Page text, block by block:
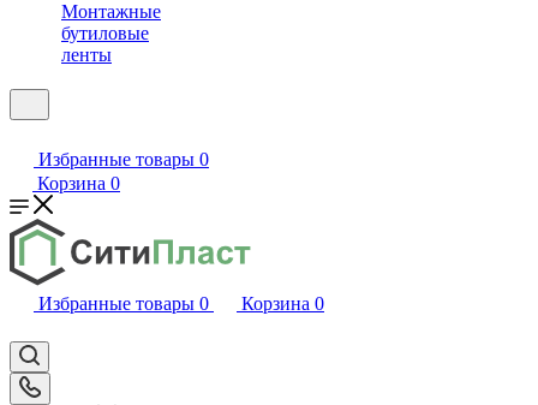
Монтажные
бутиловые
ленты
Избранные товары 0
Корзина 0
Избранные товары 0 Корзина 0